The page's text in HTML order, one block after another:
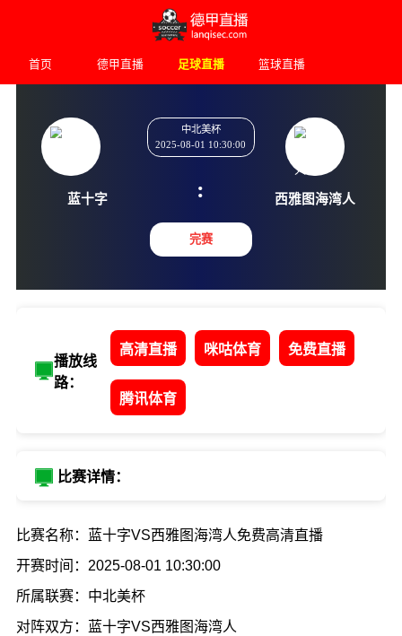
首页 德甲直播 足球直播 篮球直播
中北美杯
2025-08-01 10:30:00
:
完赛
播放线
路：
高清直播 咪咕体育 免费直播
腾讯体育
比赛详情：
比赛名称：蓝十字VS西雅图海湾人免费高清直播
开赛时间：2025-08-01 10:30:00
所属联赛：中北美杯
对阵双方：蓝十字VS西雅图海湾人